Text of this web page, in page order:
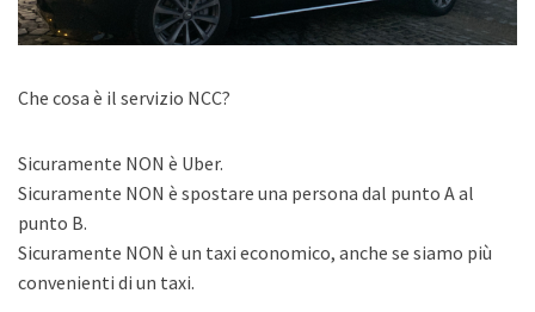
Che cosa è il servizio NCC?
Sicuramente NON è Uber.
Sicuramente NON è spostare una persona dal punto A al
punto B.
Sicuramente NON è un taxi economico, anche se siamo più
convenienti di un taxi.